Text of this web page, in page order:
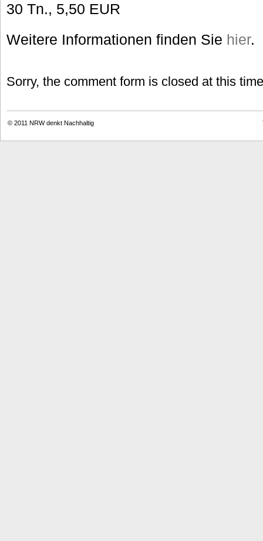
30 Tn., 5,50 EUR
Weitere Informationen finden Sie hier.
Sorry, the comment form is closed at this
© 2011 NRW denkt Nachhaltig